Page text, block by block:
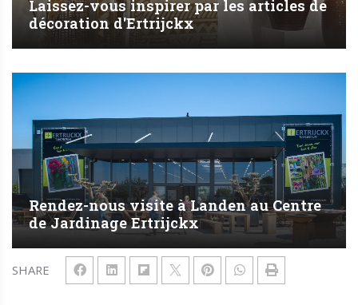
SHARE
Laissez-vous inspirer par les articles de
décoration d'Ertrijckx
Rendez-nous visite à Landen au Centre
de Jardinage Ertrijckx